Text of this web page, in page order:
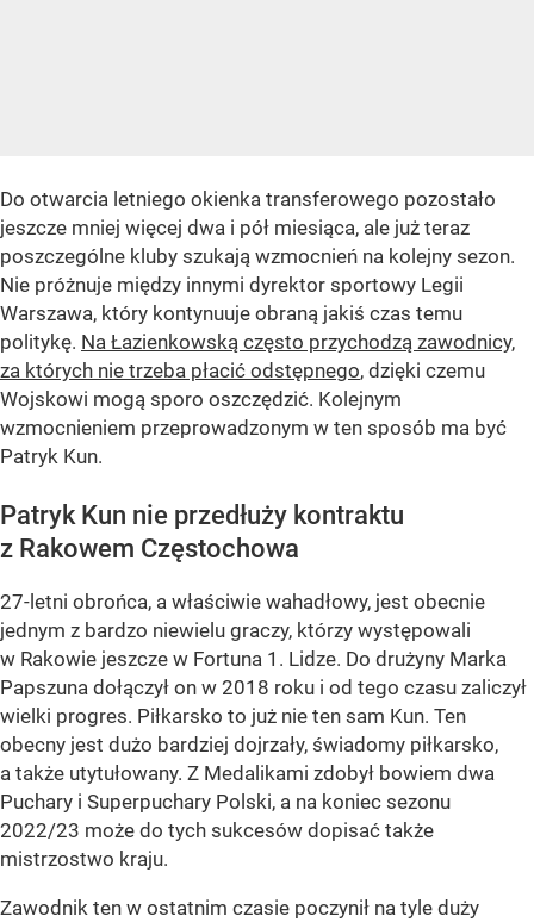
Do otwarcia letniego okienka transferowego pozostało
jeszcze mniej więcej dwa i pół miesiąca, ale już teraz
poszczególne kluby szukają wzmocnień na kolejny sezon.
Nie próżnuje między innymi dyrektor sportowy Legii
Warszawa, który kontynuuje obraną jakiś czas temu
politykę. Na Łazienkowską często przychodzą zawodnicy,
za których nie trzeba płacić odstępnego, dzięki czemu
Wojskowi mogą sporo oszczędzić. Kolejnym
wzmocnieniem przeprowadzonym w ten sposób ma być
Patryk Kun.
Patryk Kun nie przedłuży kontraktu
z Rakowem Częstochowa
27-letni obrońca, a właściwie wahadłowy, jest obecnie
jednym z bardzo niewielu graczy, którzy występowali
w Rakowie jeszcze w Fortuna 1. Lidze. Do drużyny Marka
Papszuna dołączył on w 2018 roku i od tego czasu zaliczył
wielki progres. Piłkarsko to już nie ten sam Kun. Ten
obecny jest dużo bardziej dojrzały, świadomy piłkarsko,
a także utytułowany. Z Medalikami zdobył bowiem dwa
Puchary i Superpuchary Polski, a na koniec sezonu
2022/23 może do tych sukcesów dopisać także
mistrzostwo kraju.
Zawodnik ten w ostatnim czasie poczynił na tyle duży